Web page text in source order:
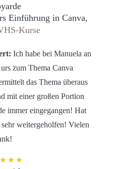
Einführung in Canva,
Kurse
Ich habe bei Manuela an
zum Thema Canva
das Thema überaus
mit einer großen Portion
immer eingegangen! Hat
weitergeholfen! Vielen